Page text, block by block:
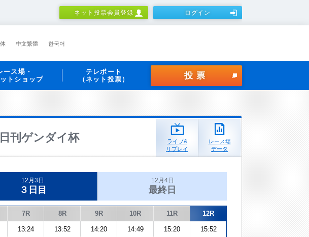
ネット投票会員登録 ログイン
中文繁體 한국어
ース場・
トショップ
テレボート
（ネット投票）
投票
刊ゲンダイ杯
ライブ&
リプレイ
レース場
データ
12月3日
３日目
12月4日
最終日
7R 8R 9R 10R 11R 12R
13:24 13:52 14:20 14:49 15:20 15:52